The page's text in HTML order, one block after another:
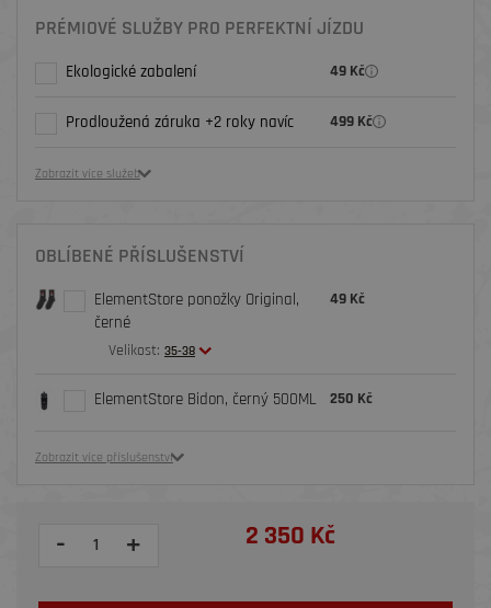
PRÉMIOVÉ SLUŽBY PRO PERFEKTNÍ JÍZDU
Ekologické zabalení 49 Kč
Prodloužená záruka +2 roky navíc 499 Kč
Zobrazit více služeb
OBLÍBENÉ PŘÍSLUŠENSTVÍ
ElementStore ponožky Original,
černé
Velikost: 35-38
49 Kč
ElementStore Bidon, černý 500ML 250 Kč
Zobrazit více příslušenství
- + 2 350 Kč